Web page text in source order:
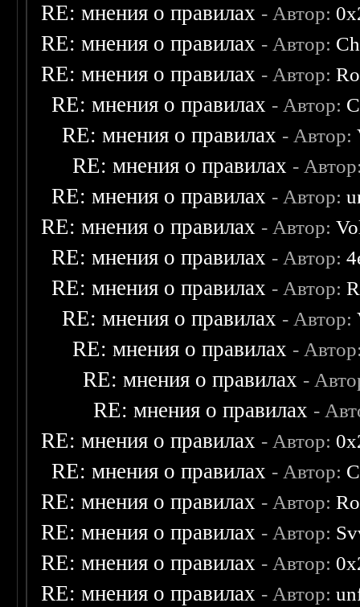
RE: мнения о правилах - Автор:
RE: мнения о правилах - Автор:
RE: мнения о правилах - Автор:
RE: мнения о правилах - Автор:
RE: мнения о правилах - Автор:
RE: мнения о правилах -
RE: мнения о правилах - Автор:
RE: мнения о правилах - Автор:
RE: мнения о правилах - Автор:
RE: мнения о правилах - Автор:
RE: мнения о правилах - Автор:
RE: мнения о правилах -
RE: мнения о правилах -
RE: мнения о правилах -
RE: мнения о правилах - Автор:
RE: мнения о правилах - Автор:
RE: мнения о правилах - Автор:
RE: мнения о правилах - Автор:
RE: мнения о правилах - Автор:
RE: мнения о правилах - Автор: